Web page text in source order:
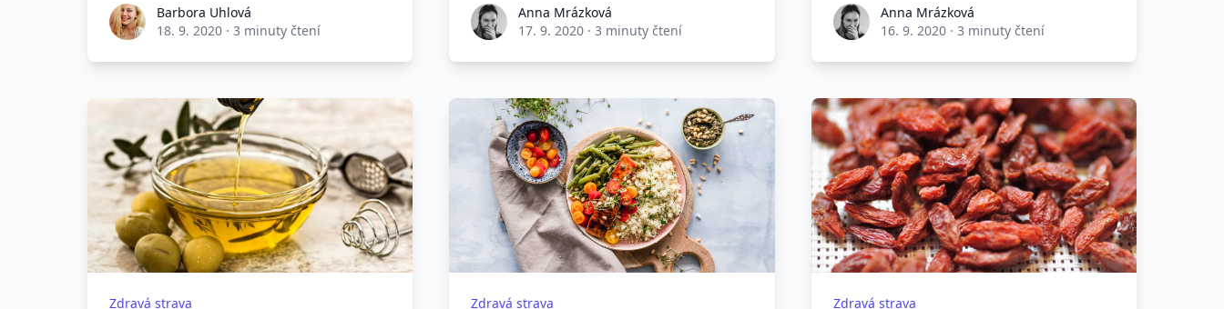
Barbora Uhlová
18. 9. 2020 · 3 minuty čtení
Anna Mrázková
17. 9. 2020 · 3 minuty čtení
Anna Mrázková
16. 9. 2020 · 3 minuty čtení
Zdravá strava Zdravá strava Zdravá strava